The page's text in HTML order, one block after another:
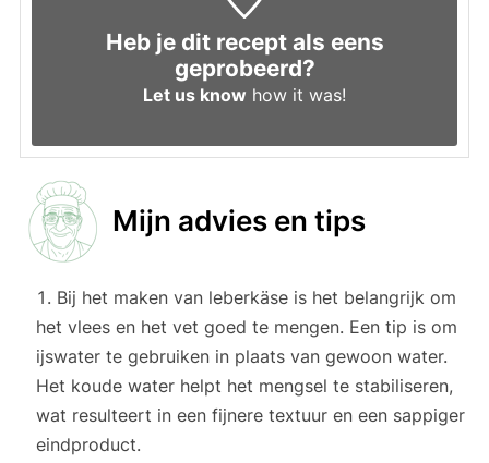
Heb je dit recept als eens
geprobeerd?
Let us know how it was!
Mijn advies en tips
Bij het maken van leberkäse is het belangrijk om
het vlees en het vet goed te mengen. Een tip is om
ijswater te gebruiken in plaats van gewoon water.
Het koude water helpt het mengsel te stabiliseren,
wat resulteert in een fijnere textuur en een sappiger
eindproduct.